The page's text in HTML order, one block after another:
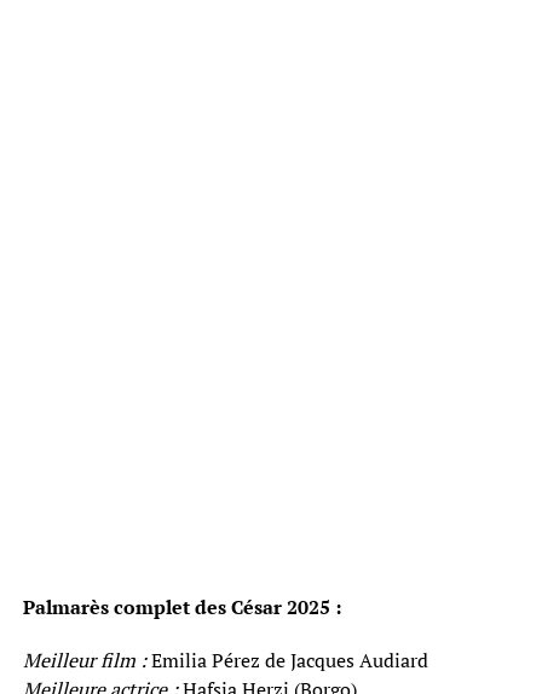
Palmarès complet des César 2025 :
Meilleur film :Emilia Pérez de Jacques Audiard